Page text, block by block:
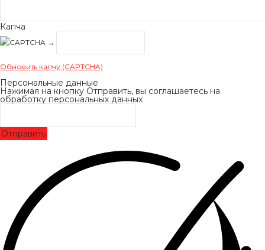
Капча
→
Обновить капчу (CAPTCHA)
Персональные данные
Нажимая на кнопку Отправить, вы соглашаетесь на
обработку персональных данных
Отправить